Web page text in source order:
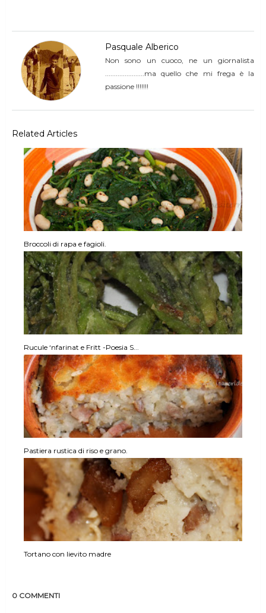
Pasquale Alberico
Non sono un cuoco, ne un giornalista
......................ma quello che mi frega è la
passione !!!!!!!
Related Articles
Broccoli di rapa e fagioli.
Rucule ‘nfarinat e Fritt -Poesia S...
Pastiera rustica di riso e grano.
Tortano con lievito madre
0 COMMENTI